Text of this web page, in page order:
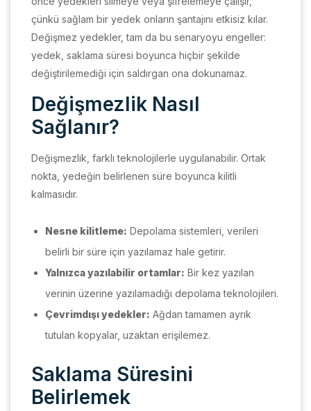
çünkü sağlam bir yedek onların şantajını etkisiz kılar.
Değişmez yedekler, tam da bu senaryoyu engeller:
yedek, saklama süresi boyunca hiçbir şekilde
değiştirilemediği için saldırgan ona dokunamaz.
Değişmezlik Nasıl
Sağlanır?
Değişmezlik, farklı teknolojilerle uygulanabilir. Ortak
nokta, yedeğin belirlenen süre boyunca kilitli
kalmasıdır.
Nesne kilitleme: Depolama sistemleri, verileri
belirli bir süre için yazılamaz hale getirir.
Yalnızca yazılabilir ortamlar: Bir kez yazılan
verinin üzerine yazılamadığı depolama teknolojileri.
Çevrimdışı yedekler: Ağdan tamamen ayrık
tutulan kopyalar, uzaktan erişilemez.
Saklama Süresini
Belirlemek